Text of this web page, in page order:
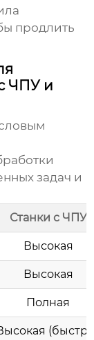
продлить
ЧПУ и
задач и
Станки с ЧПУ
Высокая
Высокая
Полная